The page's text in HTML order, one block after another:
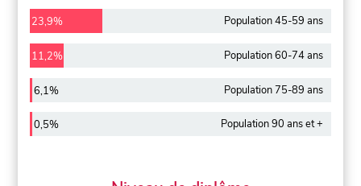
23,9% Population 45-59 ans
11,2% Population 60-74 ans
6,1% Population 75-89 ans
0,5% Population 90 ans et +